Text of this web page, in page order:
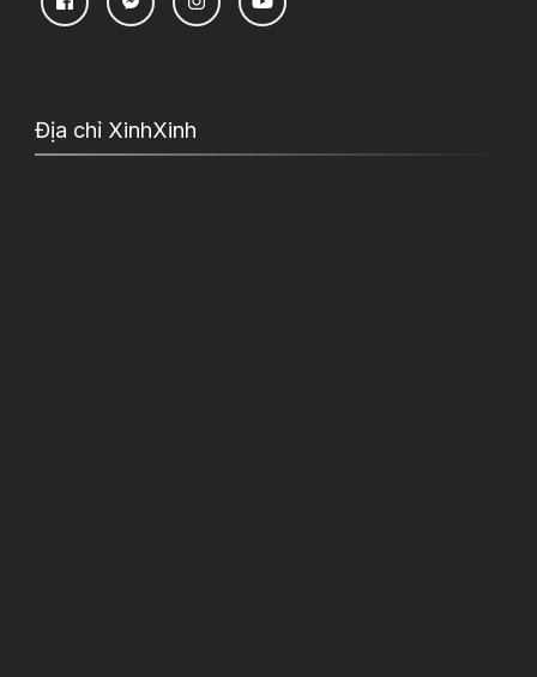
Địa chỉ XinhXinh